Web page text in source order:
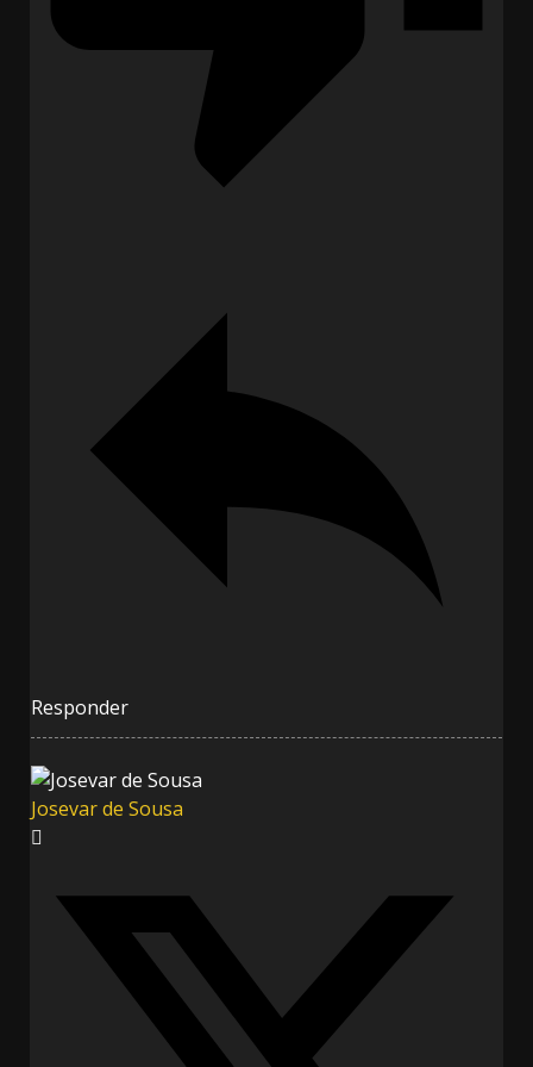
Responder
Josevar de Sousa